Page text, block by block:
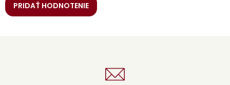
PRIDAŤ HODNOTENIE